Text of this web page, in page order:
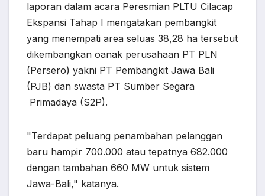
laporan dalam acara Peresmian PLTU Cilacap
Ekspansi Tahap I mengatakan pembangkit
yang menempati area seluas 38,28 ha tersebut
dikembangkan oanak perusahaan PT PLN
(Persero) yakni PT Pembangkit Jawa Bali
(PJB) dan swasta PT Sumber Segara
Primadaya (S2P).
"Terdapat peluang penambahan pelanggan
baru hampir 700.000 atau tepatnya 682.000
dengan tambahan 660 MW untuk sistem
Jawa-Bali," katanya.